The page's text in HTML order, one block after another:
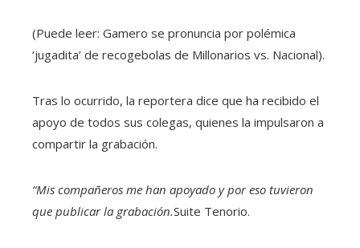
(Puede leer: Gamero se pronuncia por polémica
‘jugadita’ de recogebolas de Millonarios vs. Nacional).
Tras lo ocurrido, la reportera dice que ha recibido el
apoyo de todos sus colegas, quienes la impulsaron a
compartir la grabación.
“Mis compañeros me han apoyado y por eso tuvieron
que publicar la grabación.Suite Tenorio.